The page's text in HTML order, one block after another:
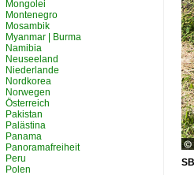
Mongolei
Montenegro
Mosambik
Myanmar | Burma
Namibia
Neuseeland
Niederlande
Nordkorea
Norwegen
Österreich
Pakistan
Palästina
Panama
Panoramafreiheit
Peru
Polen